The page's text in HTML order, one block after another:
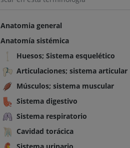
Anatomia general
Anatomía sistémica
Huesos; Sistema esquelético
Articulaciones; sistema articular
Músculos; sistema muscular
Sistema digestivo
Sistema respiratorio
Cavidad torácica